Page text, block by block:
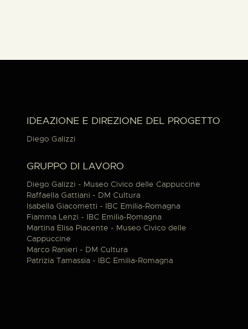
IDEAZIONE E DIREZIONE DEL PROGETTO
Diego Galizzi
GRUPPO DI LAVORO
Diego Galizzi - Museo Civico delle Cappuccine
Raffaella Gattiani - DM Cultura
Isabella Giacometti - IBC Emilia-Romagna
Fiamma Lenzi - IBC Emilia-Romagna
Martina Elisa Piacente - Museo Civico delle
Cappuccine
Marco Ranieri - DM Cultura
Patrizia Tamassia - IBC Emilia-Romagna